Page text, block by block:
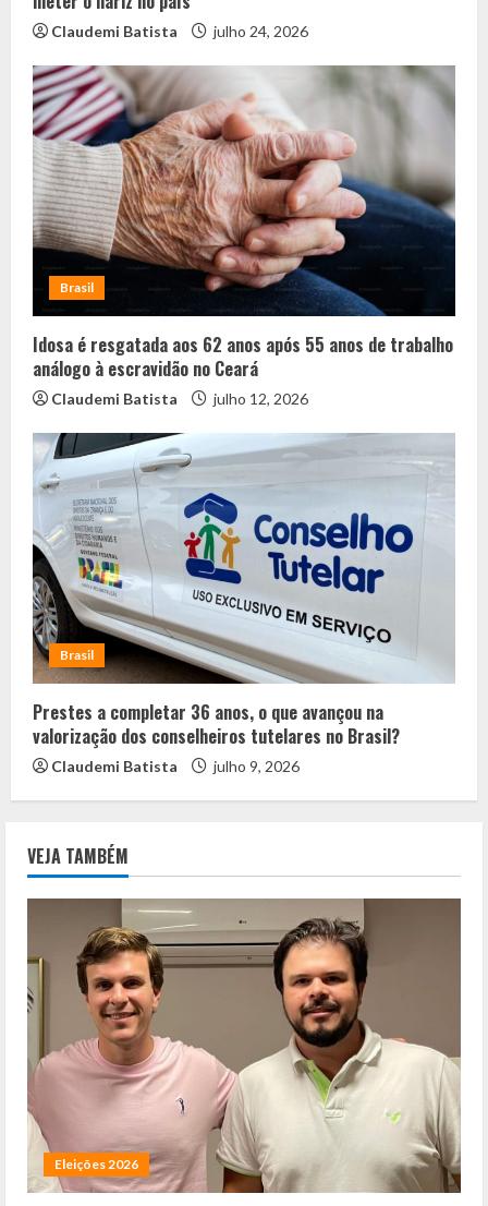
Claudemi Batista julho 24, 2026
Brasil
Idosa é resgatada aos 62 anos após 55 anos de trabalho
análogo à escravidão no Ceará
Claudemi Batista julho 12, 2026
Brasil
Prestes a completar 36 anos, o que avançou na
valorização dos conselheiros tutelares no Brasil?
Claudemi Batista julho 9, 2026
VEJA TAMBÉM
Eleições 2026